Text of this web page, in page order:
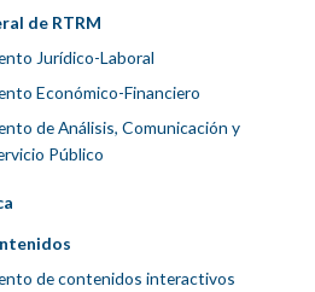
de RTRM
Jurídico-Laboral
Económico-Financiero
de Análisis, Comunicación y
Público
de contenidos interactivos